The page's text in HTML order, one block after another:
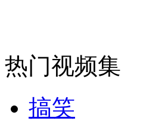
纽约上演“枕头大战”
司机酒驾遇交警 急速倒车逃窜
热门视频集
搞笑